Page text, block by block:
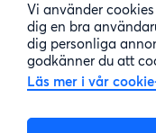
Vi använder
dig en bra
dig personliga
godkänner du att
Läs mer i vår